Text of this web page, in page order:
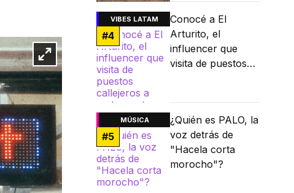
VIBES LATAM
#4
Conocé a El
Arturito, el
influencer que
visita de puestos
MÚSICA
#5
¿Quién es PALO, la
voz detrás de
"Hacela corta
morocho"?